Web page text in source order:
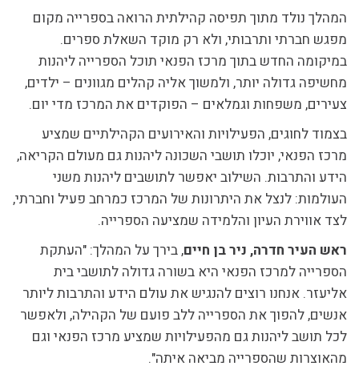
המהלך נולד מתוך תפיסה קהילתית הרואה בספרייה מקום
מפגש חברתי ותרבותי, ולא רק מוקד השאלת ספרים.
במיקומה החדש בתוך מרכז הפנאי תוכל הספרייה ליהנות
מחשיפה גדולה יותר, ולמשוך אליה קהלים מגוונים – ילדים,
צעירים, משפחות וגמלאים – הפוקדים את המרכז מדי יום.
בצמוד לחוגים, הפעילויות והאירועים הקהילתיים שמציע
מרכז הפנאי, יוכלו תושבי השכונה ליהנות גם מעולם הקריאה,
הידע והתרבות. השילוב יאפשר לתושבים ליהנות משני
העולמות: לנצל את היתרונות של המרכז כמרחב פעיל וחברתי,
לצד אווירת העיון והלמידה שמציעה הספרייה.
ראש העיר חדרה, ניר בן חיים, בירך על המהלך: "העתקת
הספרייה למרכז הפנאי היא בשורה גדולה לתושבי בית
אליעזר. אנחנו רוצים להנגיש את עולם הידע והתרבות ליותר
אנשים, להפוך את הספרייה ללב פועם של הקהילה, ולאפשר
לכל תושב ליהנות גם מהפעילויות שמציע מרכז הפנאי וגם
מהאוצרות שהספרייה מביאה איתה".